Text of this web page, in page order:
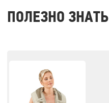
ПОЛЕЗНО ЗНАТЬ